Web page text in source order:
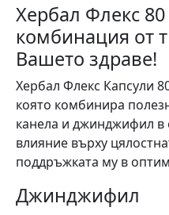
Хербал Флекс
комбинация от
Вашето здраве!
Хербал Флекс Капсули
която комбинира
канела и джинджифил в
влияние върху
поддръжката му в
Джинджифил